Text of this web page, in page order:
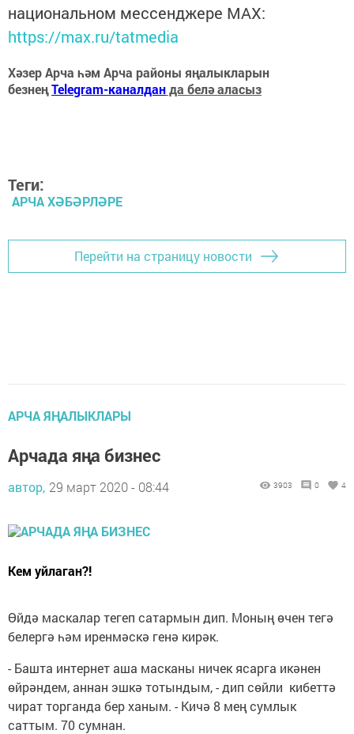
национальном мессенджере MАХ:
https://max.ru/tatmedia
Хәзер Арча һәм Арча районы яңалыкларын
безнеңTelegram-каналданда белә аласыз
Теги:
АРЧА ХӘБӘРЛӘРЕ
Перейти на страницу новости
АРЧА ЯҢАЛЫКЛАРЫ
Арчада яңа бизнес
автор, 29 март 2020 - 08:44 3903 0 4
Кем уйлаган?!
Өйдә маскалар тегеп сатармын дип. Моның өчен тегә
белергә һәм иренмәскә генә кирәк.
- Башта интернет аша масканы ничек ясарга икәнен
өйрәндем, аннан эшкә тотындым, - дип сөйли кибеттә
чират торганда бер ханым. - Кичә 8 мең сумлык
саттым. 70 сумнан.